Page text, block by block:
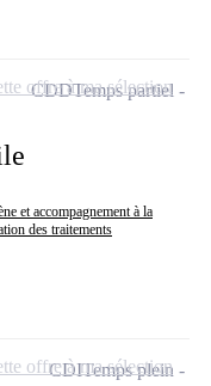
et accompagnement à la
des traitements
CDDTemps partiel
offre à ma sélection
CDITemps plein
offre à ma sélection